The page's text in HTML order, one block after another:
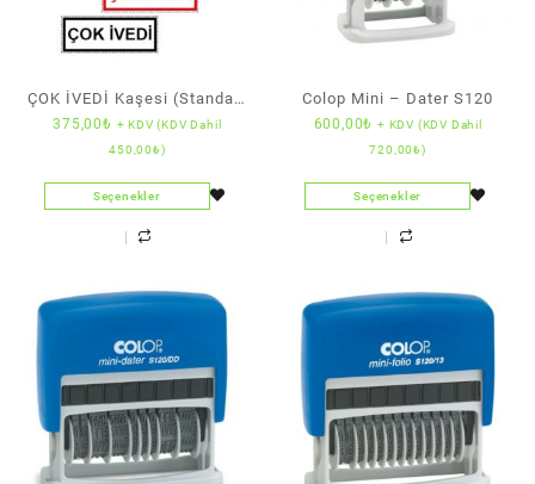
ÇOK İVEDİ Kaşesi (Standart
Boy) (Colop)
375,00₺ + KDV (KDV Dahil
450,00₺)
Seçenekler
Colop Mini – Dater S120
600,00₺ + KDV (KDV Dahil
720,00₺)
Seçenekler